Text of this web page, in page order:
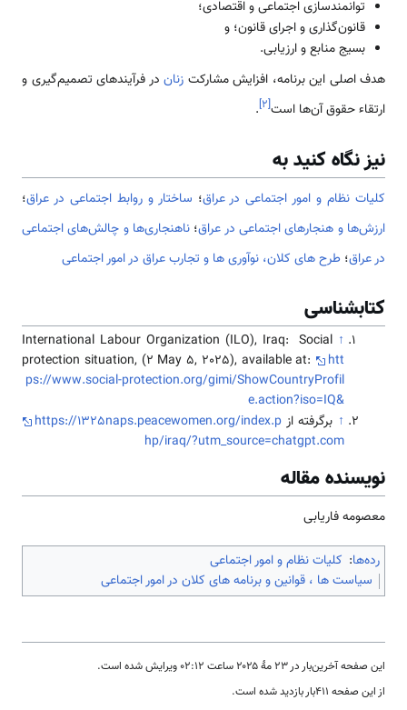
توانمندسازی اجتماعی و اقتصادی؛
قانون‌گذاری و اجرای قانون؛ و
بسیج منابع و ارزیابی.
هدف اصلی این برنامه، افزایش مشارکت زنان در فرآیندهای تصمیم‌گیری و
ارتقاء حقوق آن‌ها است[۲]
.
نیز نگاه کنید به
کلیات نظام و امور اجتماعی در عراق؛ ساختار و روابط اجتماعی در عراق؛
ارزش‌ها و هنجارهای اجتماعی در عراق؛ ناهنجاری‌ها و چالش‌های اجتماعی
در عراق؛ طرح های کلان، نوآوری ها و تجارب عراق در امور اجتماعی
کتابشناسی
↑
International Labour Organization (ILO), Iraq: Social
protection situation, (2 May 5, 2025), available at:
htt
ps://www.social-protection.org/gimi/ShowCountryProfil
e.action?iso=IQ&
↑ برگرفته از https://1325naps.peacewomen.org/index.p
hp/iraq/?utm_source=chatgpt.com
نویسنده مقاله
معصومه فاریابی
رده‌ها: کلیات نظام و امور اجتماعی
سیاست ها ، قوانین و برنامه های کلان در امور اجتماعی
این صفحه آخرین‌بار در ‏۲۳ مهٔ ۲۰۲۵ ساعت ‏۰۲:۱۲ ویرایش شده است.
از این صفحه ۴۱۱بار بازدید شده است.